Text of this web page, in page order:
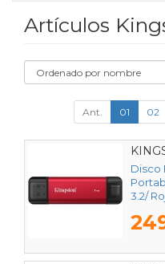
Artículos
Ant. 01 02
Disco
3.2/